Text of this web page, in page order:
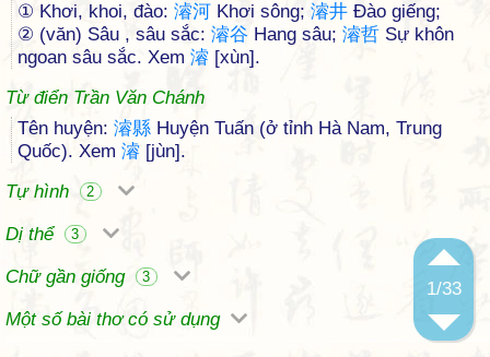
1/33
① Khơi, khoi, đào: 濬河 Khơi sông; 濬井 Đào giếng;
② (văn) Sâu , sâu sắc: 濬谷 Hang sâu; 濬哲 Sự khôn
ngoan sâu sắc. Xem 濬 [xùn].
Từ điển Trần Văn Chánh
Tên huyện: 濬縣 Huyện Tuấn (ở tỉnh Hà Nam, Trung
Quốc). Xem 濬 [jùn].
Tự hình
2
Dị thể 3
Chữ gần giống 3
Một số bài thơ có sử dụng